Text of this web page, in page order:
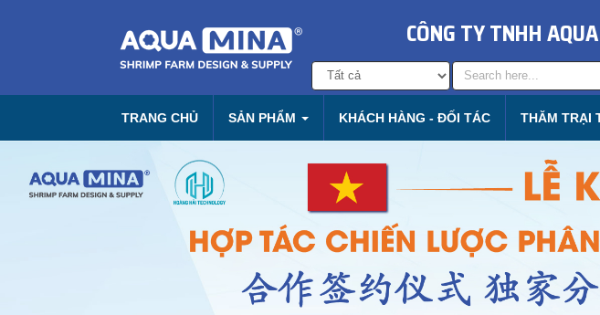
CÔNG TY TNHH
TRANG CHỦ SẢN PHẨM KHÁCH HÀNG - ĐỐI TÁC THĂM TRẠI